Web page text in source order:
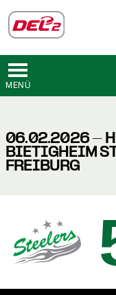
MENÜ
06.02.2026 -
BIETIGHEIM
FREIBURG